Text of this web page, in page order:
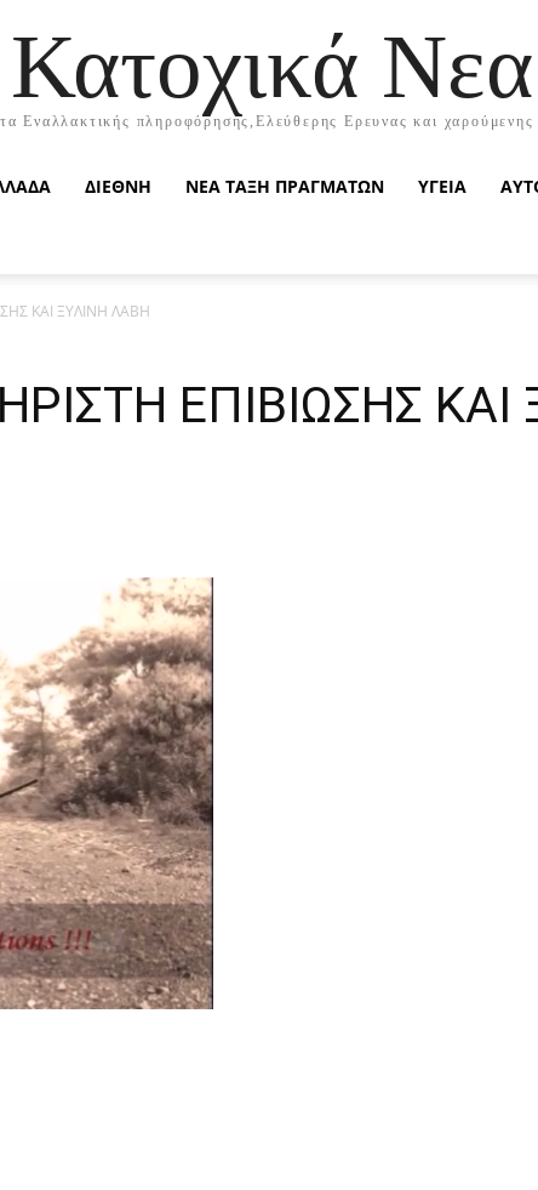
Κατοχικά Νεα
Εναλλακτικής πληροφόρησης,Ελεύθερης Ερευνας και χαρούμενης
ΔΙΕΘΝΗ ΝΕΑ ΤΑΞΗ ΠΡΑΓΜΑΤΩΝ ΥΓΕΙΑ
ΚΑΙ ΞΥΛΙΝΗ ΛΑΒΗ
ΕΠΙΒΙΩΣΗΣ